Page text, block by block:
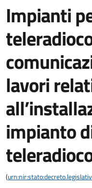
Impianti
lavori
impianto
(